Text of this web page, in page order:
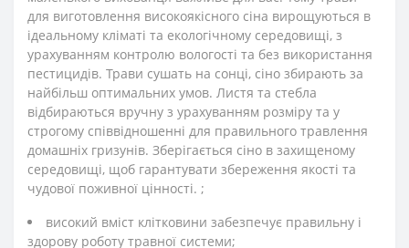
для виготовлення високоякісного сіна вирощуються в
ідеальному кліматі та екологічному середовищі, з
урахуванням контролю вологості та без використання
пестицидів. Трави сушать на сонці, сіно збирають за
найбільш оптимальних умов. Листя та стебла
відбираються вручну з урахуванням розміру та у
строгому співвідношенні для правильного травлення
домашніх гризунів. Зберігається сіно в захищеному
середовищі, щоб гарантувати збереження якості та
чудової поживної цінності. ;
високий вміст клітковини забезпечує правильну і
здорову роботу травної системи;